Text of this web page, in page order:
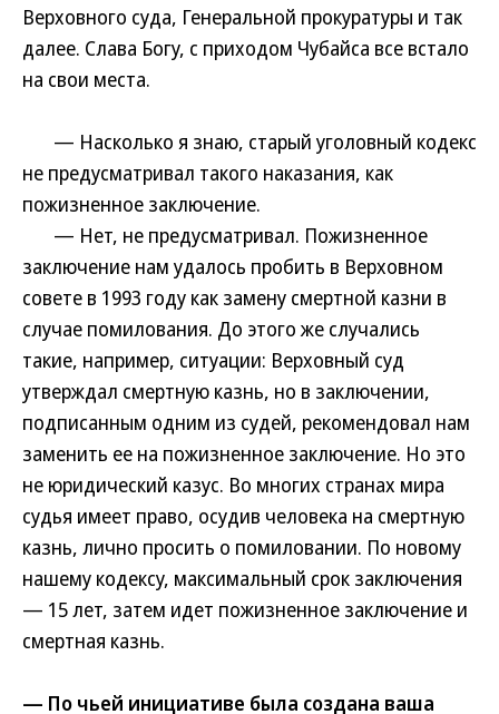
Верховного суда, Генеральной прокуратуры и так
далее. Слава Богу, с приходом Чубайса все встало
на свои места.
— Насколько я знаю, старый уголовный кодекс
не предусматривал такого наказания, как
пожизненное заключение.
— Нет, не предусматривал. Пожизненное
заключение нам удалось пробить в Верховном
совете в 1993 году как замену смертной казни в
случае помилования. До этого же случались
такие, например, ситуации: Верховный суд
утверждал смертную казнь, но в заключении,
подписанным одним из судей, рекомендовал нам
заменить ее на пожизненное заключение. Но это
не юридический казус. Во многих странах мира
судья имеет право, осудив человека на смертную
казнь, лично просить о помиловании. По новому
нашему кодексу, максимальный срок заключения
— 15 лет, затем идет пожизненное заключение и
смертная казнь.
— По чьей инициативе была создана ваша